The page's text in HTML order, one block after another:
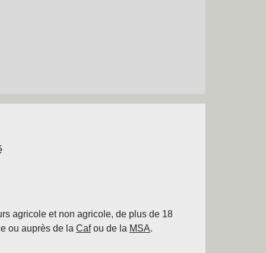
agricole et non agricole, de plus de 18
ou auprès de la Cafou de la MSA.